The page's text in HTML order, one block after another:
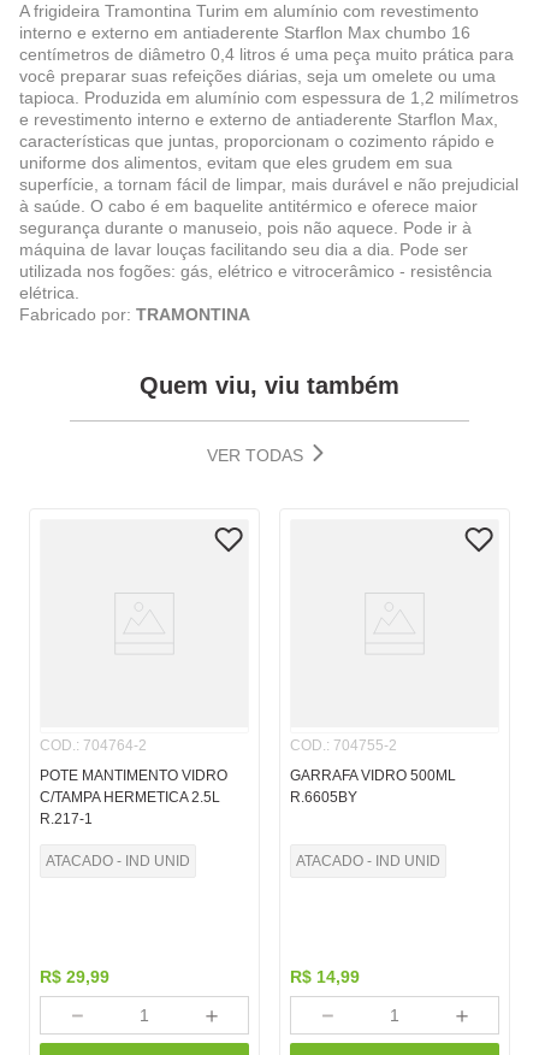
A frigideira Tramontina Turim em alumínio com revestimento
interno e externo em antiaderente Starflon Max chumbo 16
centímetros de diâmetro 0,4 litros é uma peça muito prática para
você preparar suas refeições diárias, seja um omelete ou uma
tapioca. Produzida em alumínio com espessura de 1,2 milímetros
e revestimento interno e externo de antiaderente Starflon Max,
características que juntas, proporcionam o cozimento rápido e
uniforme dos alimentos, evitam que eles grudem em sua
superfície, a tornam fácil de limpar, mais durável e não prejudicial
à saúde. O cabo é em baquelite antitérmico e oferece maior
segurança durante o manuseio, pois não aquece. Pode ir à
máquina de lavar louças facilitando seu dia a dia. Pode ser
utilizada nos fogões: gás, elétrico e vitrocerâmico - resistência
elétrica.
Fabricado por: TRAMONTINA
Quem viu, viu também
VER TODAS
COD.: 704764-2
POTE MANTIMENTO VIDRO
C/TAMPA HERMETICA 2.5L
R.217-1
ATACADO - IND UNID
R$ 29,99
＋
－
COD.: 704755-2
GARRAFA VIDRO 500ML
R.6605BY
ATACADO - IND UNID
R$ 14,99
＋
－